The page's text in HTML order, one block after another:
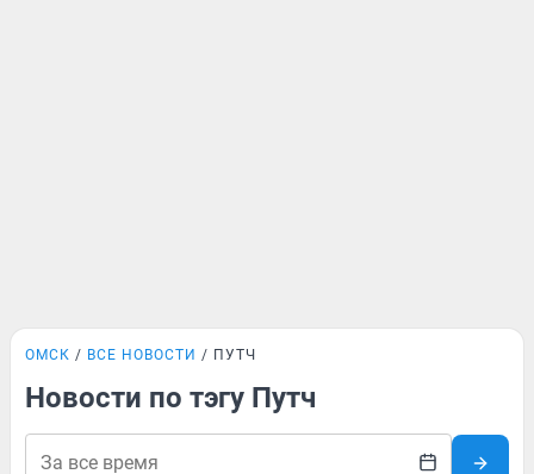
ОМСК ВСЕ НОВОСТИ ПУТЧ
Новости по тэгу Путч